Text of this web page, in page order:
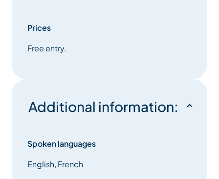
Prices
Free entry.
Additional information:
Spoken languages
English, French